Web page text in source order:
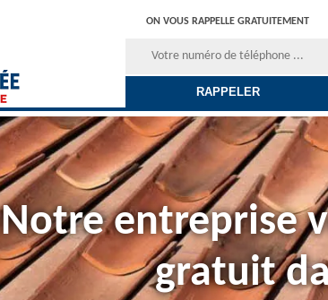
ON VOUS RAPPELLE GRATUITEMENT
Notre entreprise
gratuit